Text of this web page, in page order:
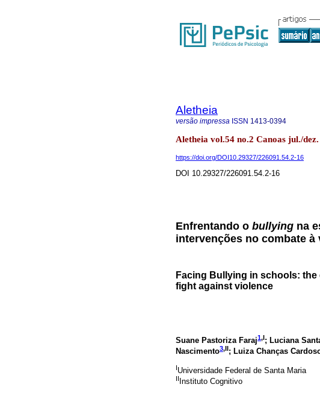
Aletheia
versão impressa ISSN 1413-0394
Aletheia vol.54 no.2 Canoas jul./dez.
https://doi.org/DOI10.29327/226091.54.2-16
DOI 10.29327/226091.54.2-16
Enfrentando o bullying na
intervenções no combate à
Facing Bullying in schools:
fight against violence
Suane Pastoriza Faraj1,I; Luciana
Nascimento3,II; Luiza Chanças
IUniversidade Federal de Santa Maria
II Instituto Cognitivo